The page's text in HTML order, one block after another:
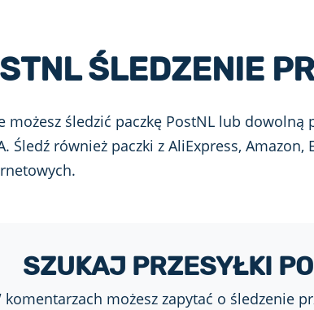
ŚLEDZENIE
możesz śledzić paczkę PostNL lub dowolną
Śledź również paczki z AliExpress,
SZUKAJ PRZESYŁKI
komentarzach możesz zapytać o śledzenie